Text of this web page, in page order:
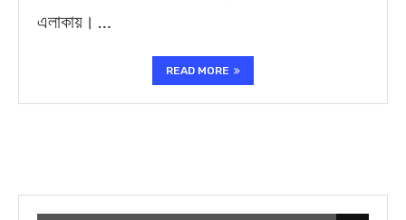
এলাকায়। …
READ MORE